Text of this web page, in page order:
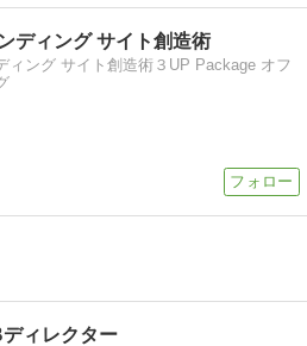
ディング サイト創造術
ィング サイト創造術３UP Package オフ
ィレクター